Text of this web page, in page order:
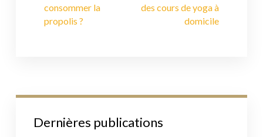
consommer la
propolis ?
des cours de yoga à
domicile
Dernières publications